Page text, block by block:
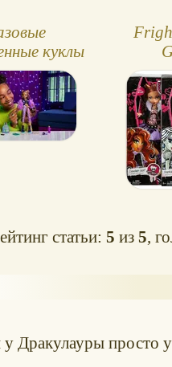
куклы
High,
2024
статьи: 5 из 5,
у Дракулауры просто